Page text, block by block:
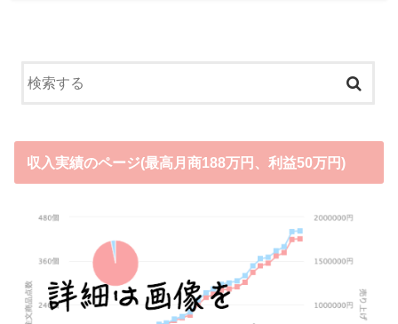
収入実績のページ(最高月商188万円、利益50万円)